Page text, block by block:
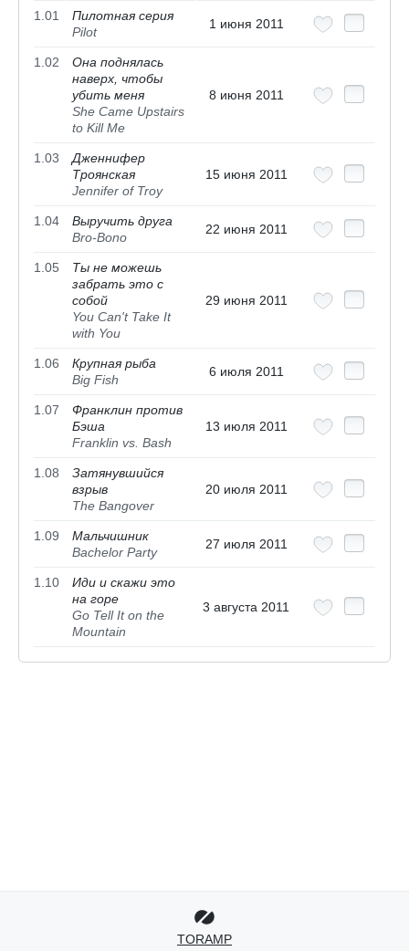
1.01
Пилотная серия
Pilot
1 июня 2011
1.02
Она поднялась
наверх, чтобы
убить меня
She Came Upstairs
to Kill Me
8 июня 2011
1.03
Дженнифер
Троянская
Jennifer of Troy
15 июня 2011
1.04
Выручить друга
Bro-Bono
22 июня 2011
1.05
Ты не можешь
забрать это с
собой
You Can't Take It
with You
29 июня 2011
1.06
Крупная рыба
Big Fish
6 июля 2011
1.07
Франклин против
Бэша
Franklin vs. Bash
13 июля 2011
1.08
Затянувшийся
взрыв
The Bangover
20 июля 2011
1.09
Мальчишник
Bachelor Party
27 июля 2011
1.10
Иди и скажи это
на горе
Go Tell It on the
Mountain
3 августа 2011
TORAMP